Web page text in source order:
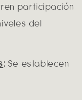
participación
del
: Se establecen